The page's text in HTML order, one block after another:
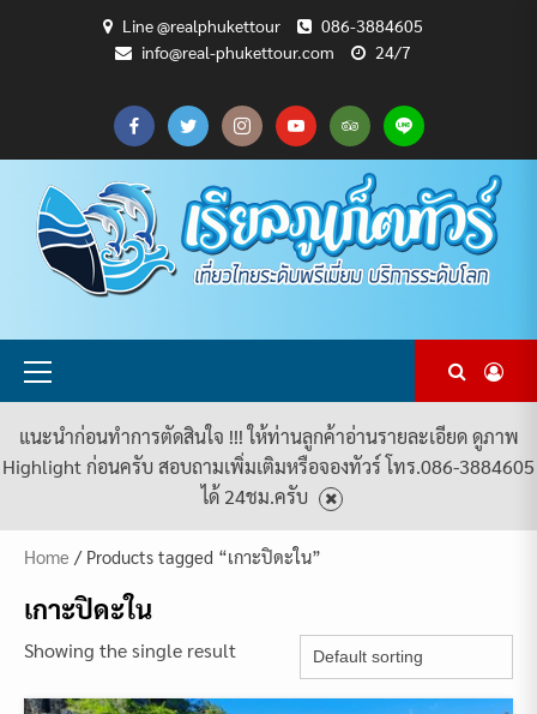
Line @realphukettour
086-3884605
info@real-phukettour.com
24/7
CART
CHECKOUT
MY
ACCOUNT
SAMPLE
PAGE
ทัวร์
ทั้งหมด
บทความ
ท่อง
เที่ยว
ยินดี
ต้อนรับ
สู่
PHUKET
TOUR
เกี่ยว
กับ
เรา
แพ็คเกจ
ทัวร์
ทั้งหมด
Primary
แนะนำก่อนทำการตัดสินใจ !!! ให้ท่านลูกค้าอ่านรายละเอียด ดูภาพ
Highlight ก่อนครับ สอบถามเพิ่มเติมหรือจองทัวร์ โทร.086-3884605
ได้ 24ชม.ครับ
Home / Products tagged “เกาะปิดะใน”
เกาะปิดะใน
Showing the single result